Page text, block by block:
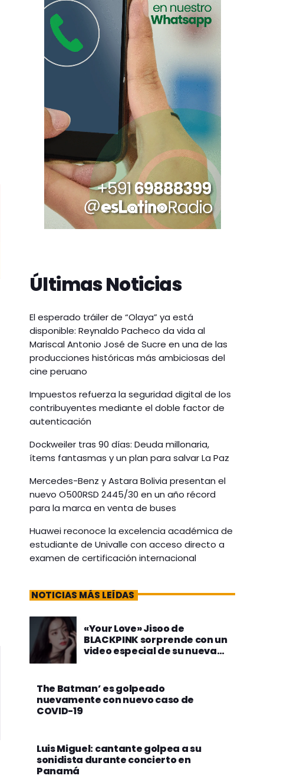
Últimas Noticias
El esperado tráiler de “Olaya” ya está
disponible: Reynaldo Pacheco da vida al
Mariscal Antonio José de Sucre en una de las
producciones históricas más ambiciosas del
cine peruano
Impuestos refuerza la seguridad digital de los
contribuyentes mediante el doble factor de
autenticación
Dockweiler tras 90 días: Deuda millonaria,
ítems fantasmas y un plan para salvar La Paz
Mercedes-Benz y Astara Bolivia presentan el
nuevo O500RSD 2445/30 en un año récord
para la marca en venta de buses
Huawei reconoce la excelencia académica de
estudiante de Univalle con acceso directo a
examen de certificación internacional
NOTICIAS MÁS LEÍDAS
«Your Love» Jisoo de
BLACKPINK sorprende con un
video especial de su nueva
The Batman’ es golpeado
nuevamente con nuevo caso de
COVID-19
Luis Miguel: cantante golpea a su
sonidista durante concierto en
Panamá